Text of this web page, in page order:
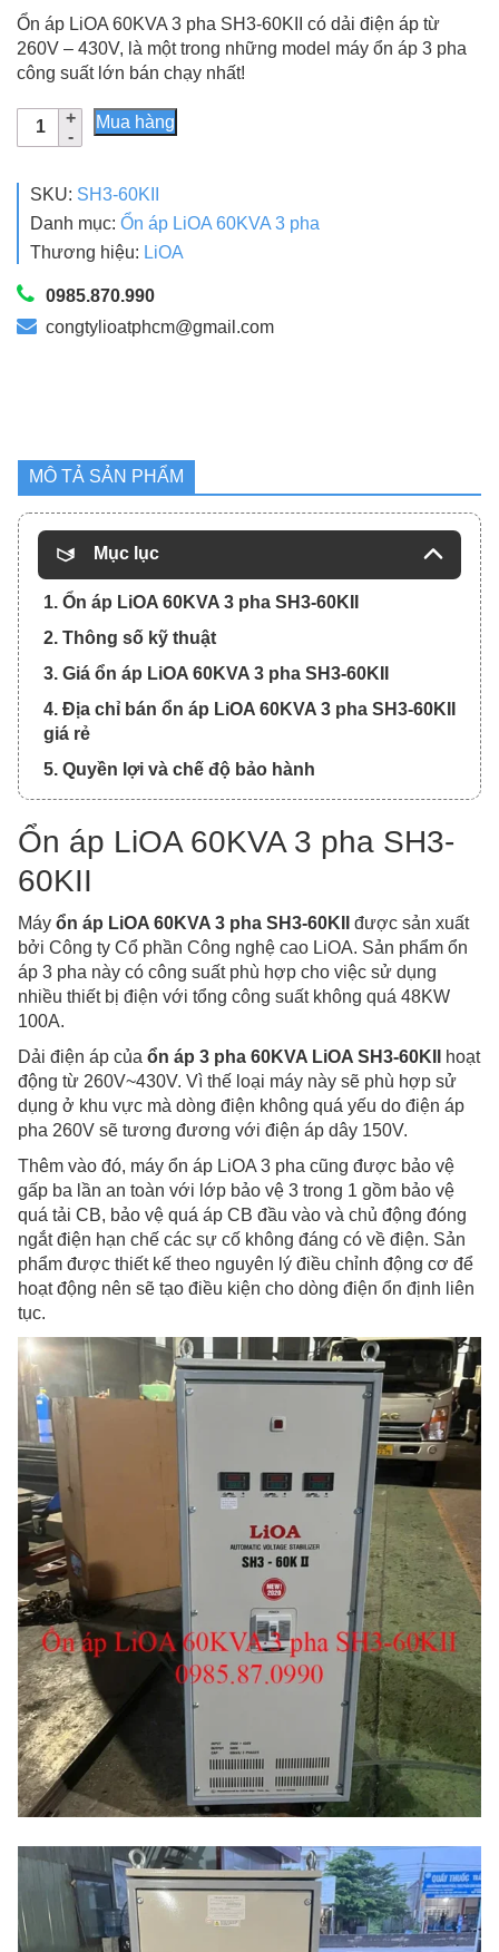
gốc
là:
65.950.000₫.
hiện
tại
Ổn áp LiOA 60KVA 3 pha SH3-60KII có dải điện áp từ
260V – 430V, là một trong những model máy ổn áp 3 pha
công suất lớn bán chạy nhất!
Ổn
Áp
60KVA
Pha
SH3-
60KII
Dải
260V
Mua hàng
SKU: SH3-60KII
Danh mục: Ổn áp LiOA 60KVA 3 pha
Thương hiệu: LiOA
0985.870.990
congtylioatphcm@gmail.com
MÔ TẢ SẢN PHẨM
Mục lục
1. Ổn áp LiOA 60KVA 3 pha SH3-60KII
2. Thông số kỹ thuật
3. Giá ổn áp LiOA 60KVA 3 pha SH3-60KII
4. Địa chỉ bán ổn áp LiOA 60KVA 3 pha SH3-60KII
giá rẻ
5. Quyền lợi và chế độ bảo hành
Ổn áp LiOA 60KVA 3 pha SH3-
60KII
Máy ổn áp LiOA 60KVA 3 pha SH3-60KII
được sản xuất
bởi Công ty Cổ phần Công nghệ cao LiOA. Sản phẩm ổn
áp 3 pha này có công suất phù hợp cho việc sử dụng
nhiều thiết bị điện với tổng công suất không quá 48KW
100A.
Dải điện áp của ổn áp 3 pha 60KVA LiOA SH3-60KII
hoạt
động từ 260V~430V. Vì thế loại máy này sẽ phù hợp sử
dụng ở khu vực mà dòng điện không quá yếu do điện áp
pha 260V sẽ tương đương với điện áp dây 150V.
Thêm vào đó, máy ổn áp LiOA 3 pha cũng được bảo vệ
gấp ba lần an toàn với lớp bảo vệ 3 trong 1 gồm bảo vệ
quá tải CB, bảo vệ quá áp CB đầu vào và chủ động đóng
ngắt điện hạn chế các sự cố không đáng có về điện. Sản
phẩm được thiết kế theo nguyên lý điều chỉnh động cơ để
hoạt động nên sẽ tạo điều kiện cho dòng điện ổn định liên
tục.